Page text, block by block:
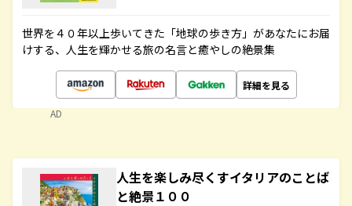
世界を４０年以上歩いてきた「地球の歩き方」があなたにお届
けする、人生を輝かせる旅の名言と癒やしの絶景集
詳細を見る
AD
人生を楽しみ尽くすイタリアのことば
と絶景１００